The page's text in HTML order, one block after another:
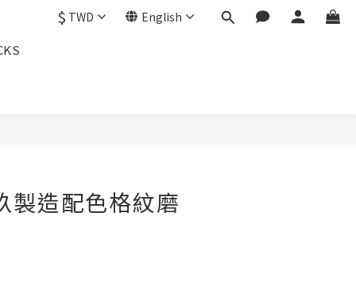
$ TWD English
製造配色格紋磨